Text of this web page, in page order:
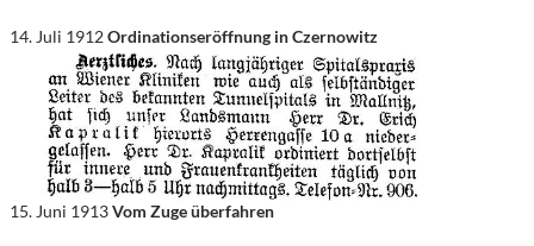
Juli 1912Ordinationseröffnung in Czernowitz
Juni 1913Vom Zuge überfahren